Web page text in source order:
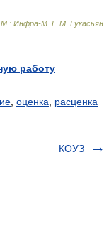
М.: Инфра-М Г. М. Гукасьян
работу
оценка расценка
КОУЗ